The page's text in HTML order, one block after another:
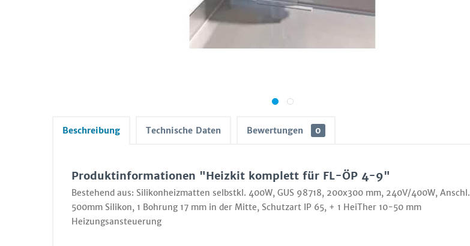
Beschreibung Technische Daten Bewertungen 0
Produktinformationen "Heizkit komplett für FL-ÖP 4-9"
Bestehend aus: Silikonheizmatten selbstkl. 400W, GUS 98718, 200x300 mm, 240V/400W, Anschl.
500mm Silikon, 1 Bohrung 17 mm in der Mitte, Schutzart IP 65, + 1 HeiTher 10-50 mm
Heizungsansteuerung